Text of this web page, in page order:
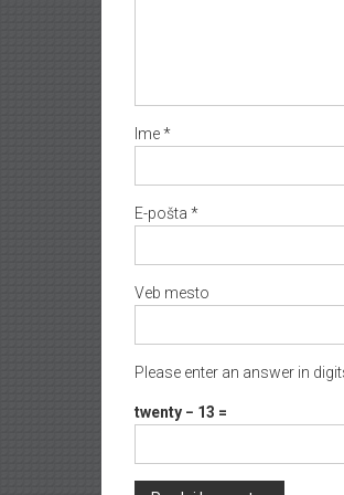
Ime*
E-pošta *
Veb mesto
Please enter an answer in
twenty − 13 =